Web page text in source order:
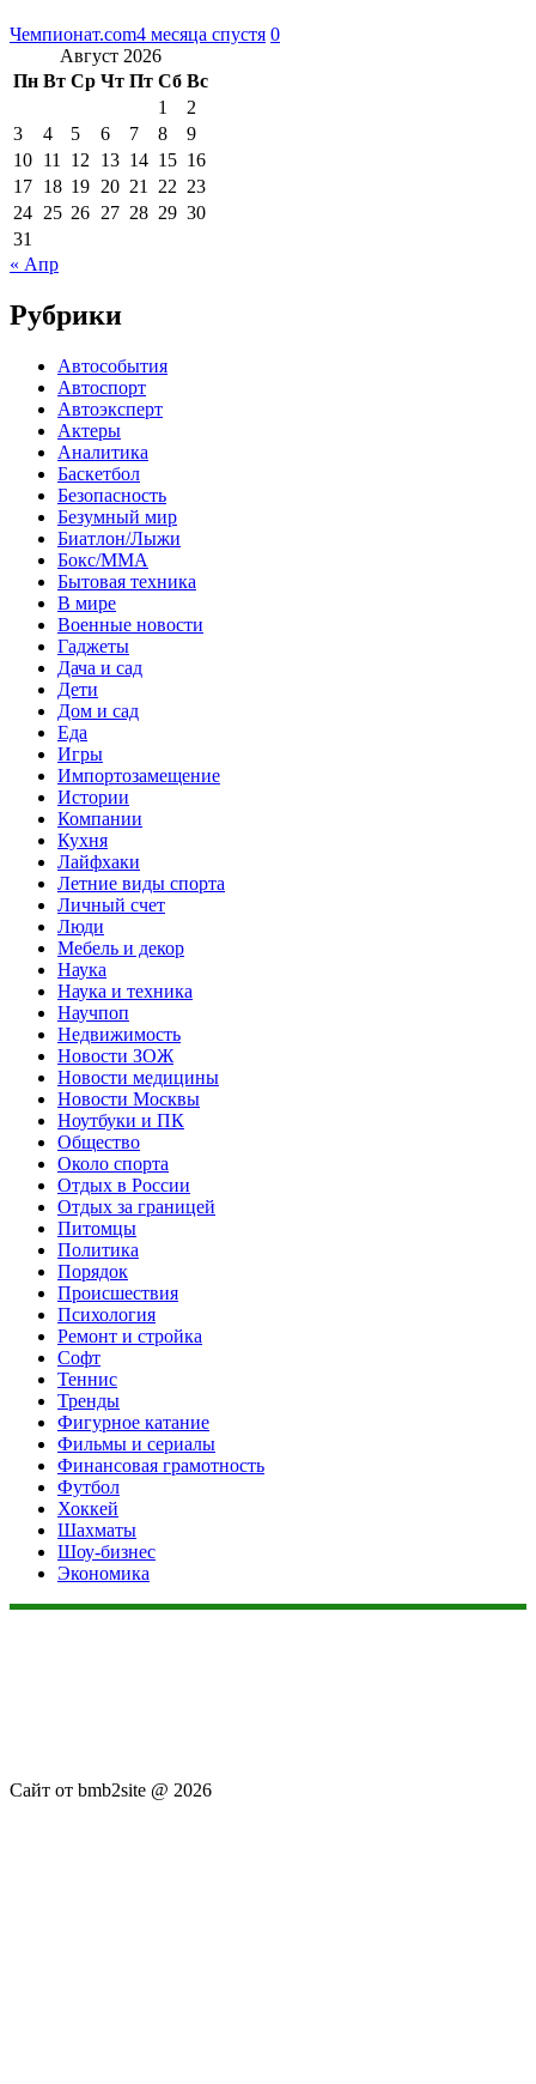
Чемпионат.com4 месяца спустя 0
Август 2026
Пн Вт Ср Чт Пт Сб Вс
1
2
3
4 5 6 7 8
9
10 11 12 13 14 15 16
17 18 19 20 21 22 23
24 25 26 27 28 29 30
31
« Апр
Рубрики
Автособытия
Автоспорт
Автоэксперт
Актеры
Аналитика
Баскетбол
Безопасность
Безумный мир
Биатлон/Лыжи
Бокс/MMA
Бытовая техника
В мире
Военные новости
Гаджеты
Дача и сад
Дети
Дом и сад
Еда
Игры
Импортозамещение
Истории
Компании
Кухня
Лайфхаки
Летние виды спорта
Личный счет
Люди
Мебель и декор
Наука
Наука и техника
Научпоп
Недвижимость
Новости ЗОЖ
Новости медицины
Новости Москвы
Ноутбуки и ПК
Общество
Около спорта
Отдых в России
Отдых за границей
Питомцы
Политика
Порядок
Происшествия
Психология
Ремонт и стройка
Софт
Теннис
Тренды
Фигурное катание
Фильмы и сериалы
Финансовая грамотность
Футбол
Хоккей
Шахматы
Шоу-бизнес
Экономика
Сайт от bmb2site @ 2026